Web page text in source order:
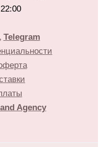
Telegram
Agency